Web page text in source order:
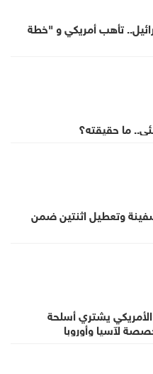
تأهب أمريكي و "خطة
ما حقيقته؟
الأمريكي: إعادة توجيه 53 سفينة وتعطيل اثنتين ضمن
يشتري أسلحة
لآسيا وأوروبا